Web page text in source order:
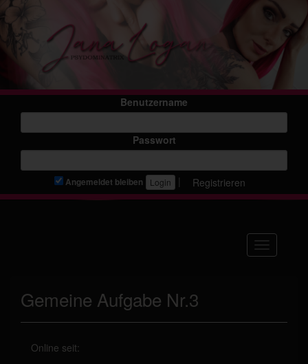
Benutzername
Passwort
Angemeldet bleiben | Registrieren
Gemeine Aufgabe Nr.3
Online seit: